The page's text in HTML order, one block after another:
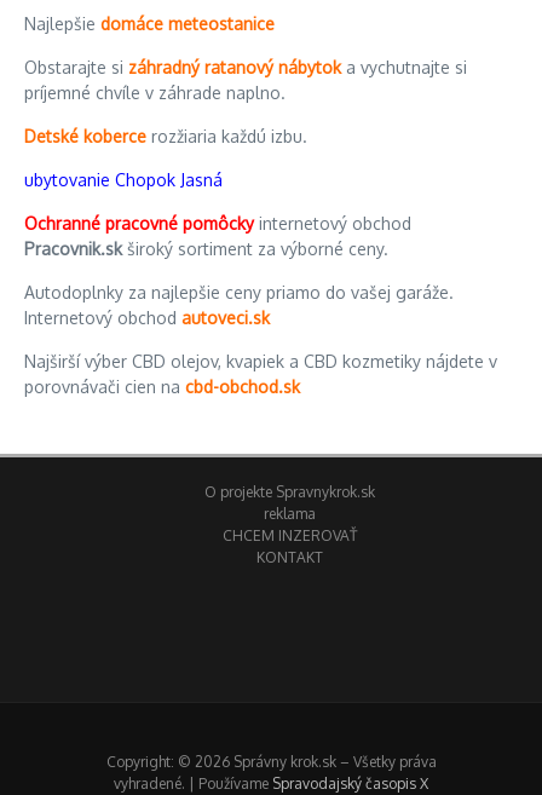
Najlepšie domáce meteostanice
Obstarajte si záhradný ratanový nábytoka vychutnajte si
príjemné chvíle v záhrade naplno.
Detské koberce rozžiaria každú izbu.
ubytovanie Chopok Jasná
Ochranné pracovné pomôckyinternetový obchod
Pracovnik.skširoký sortiment za výborné ceny.
Autodoplnky za najlepšie ceny priamo do vašej garáže.
Internetový obchod autoveci.sk
Najširší výber CBD olejov, kvapiek a CBD kozmetiky nájdete v
porovnávači cien na cbd-obchod.sk
O projekte Spravnykrok.sk
reklama
CHCEM INZEROVAŤ
KONTAKT
Copyright: © 2026 Správny krok.sk – Všetky práva
vyhradené. | Používame Spravodajský časopis X